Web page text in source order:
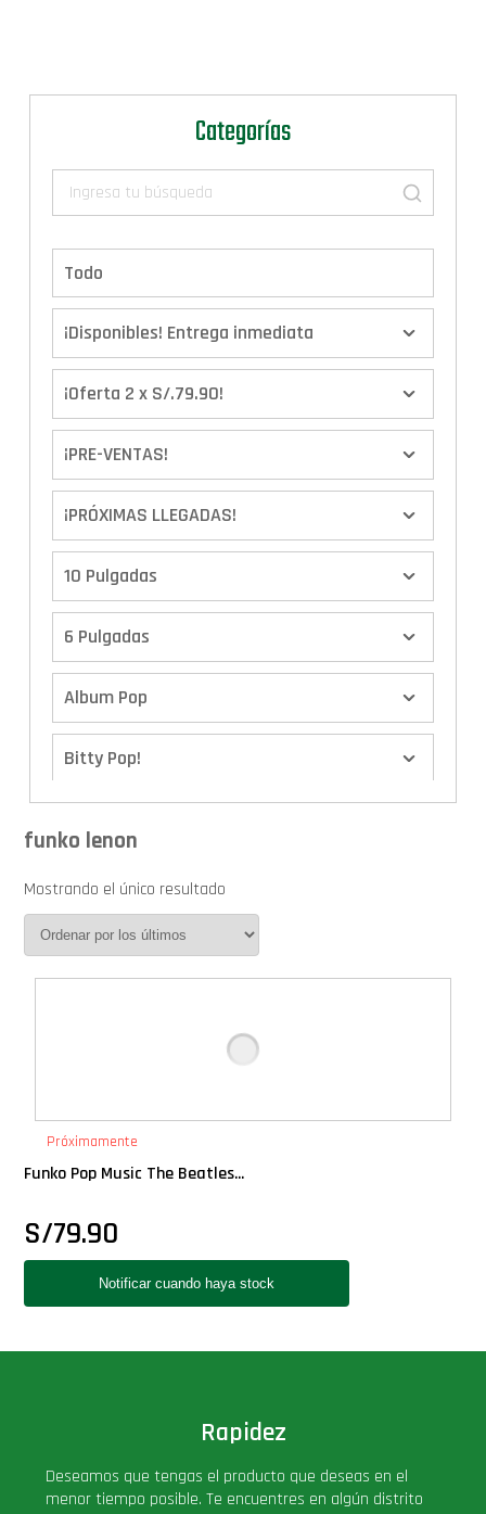
Categorías
Todo
¡Disponibles! Entrega inmediata
¡Oferta 2 x S/.79.90!
¡PRE-VENTAS!
¡PRÓXIMAS LLEGADAS!
10 Pulgadas
6 Pulgadas
Album Pop
Bitty Pop!
Calendario de Adviento
Cover Pop!
Exclusivos
Gift Cards
Llaveros Pop
Moments
PLUS!
funko lenon
Mostrando el único resultado
Próximamente
Funko Pop Music The Beatles...
S/79.90
Rapidez
Deseamos que tengas el producto que deseas en el
menor tiempo posible. Te encuentres en algún distrito